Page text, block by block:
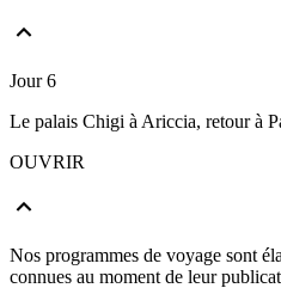
Jour 6
Le palais Chigi à Ariccia, retour à
OUVRIR
Nos programmes de voyage sont
connues au moment de leur